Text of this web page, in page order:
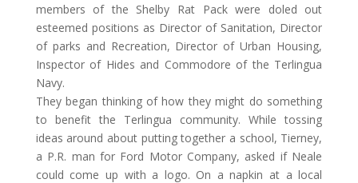
members of the Shelby Rat Pack were doled out
esteemed positions as Director of Sanitation, Director
of parks and Recreation, Director of Urban Housing,
Inspector of Hides and Commodore of the Terlingua
Navy.
They began thinking of how they might do something
to benefit the Terlingua community. While tossing
ideas around about putting together a school, Tierney,
a P.R. man for Ford Motor Company, asked if Neale
could come up with a logo. On a napkin at a local